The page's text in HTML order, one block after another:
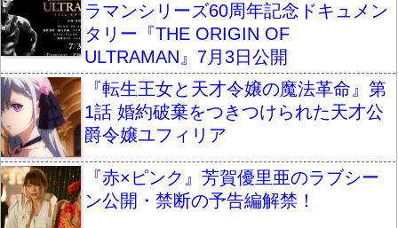
ラマンシリーズ60周年記念ドキュメン
タリー『THE ORIGIN OF
ULTRAMAN』7月3日公開
『転生王女と天才令嬢の魔法革命』第
1話 婚約破棄をつきつけられた天才公
爵令嬢ユフィリア
『赤×ピンク』芳賀優里亜のラブシー
ン公開・禁断の予告編解禁！